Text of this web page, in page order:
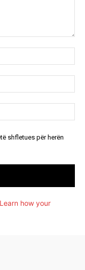
shfletues për herën
Learn how your